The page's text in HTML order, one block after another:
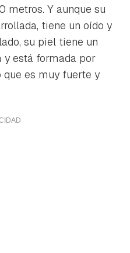
metros. Y aunque su
tiene un oído y
su piel tiene un
y está formada por
que es muy fuerte y